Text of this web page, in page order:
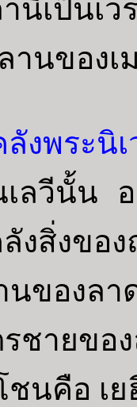
นี้เป็นเ
านของเ
งพระนิเ
ลวีนั้น
งสิ่งของ
นของล
ชายขอ
นคือ เย